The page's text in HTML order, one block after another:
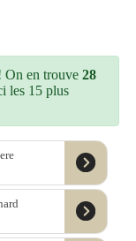
On en trouve28
les 15 plus